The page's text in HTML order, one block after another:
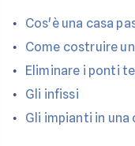
Cos'è una casa
Come costruire
Eliminare i ponti
Gli infissi
Gli impianti in una